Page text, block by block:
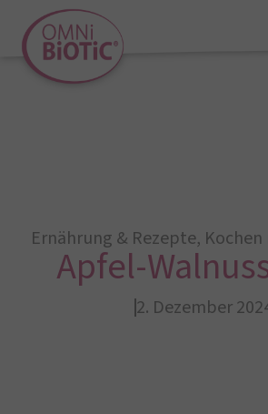
Ernährung & Rezepte,
Apfel-
2. Dezember